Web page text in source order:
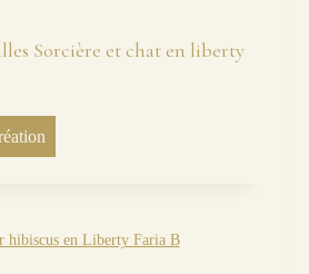
Sorcière et chat en liberty